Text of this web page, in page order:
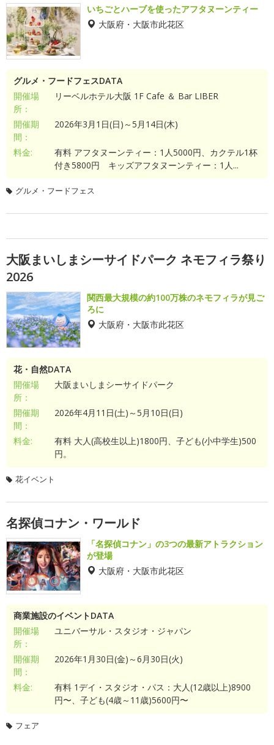
いちごとハーブを使ったアフタヌーンティー
大阪府・大阪市此花区
グルメ・フードフェスDATA
開催場
所：
リーベルホテル大阪 1F Cafe ＆ Bar LIBER
開催期
間：
2026年3月1日(日)～5月14日(木)
料金:
有料 アフタヌーンティー：1人5000円、カクテル1杯
付き5800円 キッズアフタヌーンティー：1人...
グルメ・フードフェス
大阪まいしまシーサイドパーク ネモフィラ祭り
2026
関西最大規模の約100万株のネモフィラが見ご
ろに
大阪府・大阪市此花区
花・自然DATA
開催場
所：
大阪まいしまシーサイドパーク
開催期
間：
2026年4月11日(土)～5月10日(日)
料金:
有料 大人(高校生以上)1800円、子ども(小中学生)500
円。
花イベント
名探偵コナン・ワールド
「名探偵コナン」の3つの最新アトラクション
が登場
大阪府・大阪市此花区
商業施設のイベントDATA
開催場
所：
ユニバーサル・スタジオ・ジャパン
開催期
間：
2026年1月30日(金)～6月30日(火)
料金:
有料 1デイ・スタジオ・パス：大人(12歳以上)8900
円〜、子ども(4歳～11歳)5600円〜
フェア